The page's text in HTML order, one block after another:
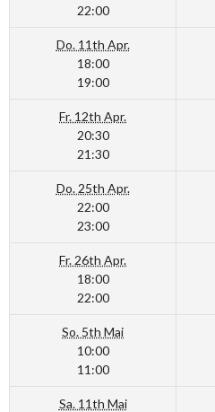
22:00
Do. 11th Apr.
18:00
19:00
Fr. 12th Apr.
20:30
21:30
Do. 25th Apr.
22:00
23:00
Fr. 26th Apr.
18:00
22:00
So. 5th Mai
10:00
11:00
Sa. 11th Mai